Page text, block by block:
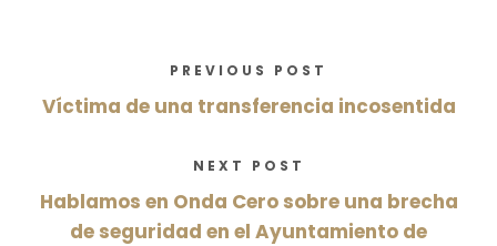
PREVIOUS POST
Víctima de una transferencia incosentida
NEXT POST
Hablamos en Onda Cero sobre una brecha
de seguridad en el Ayuntamiento de